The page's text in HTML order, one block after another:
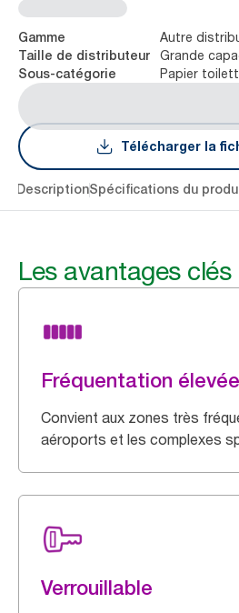
Gamme Autre
Taille de distributeur Grande
Sous-catégorie Papier
Télécharger la
DescriptionSpécifications du
Les avantages clés
Fréquentation élevée
Convient aux zones très
aéroports et les complexes
Verrouillable